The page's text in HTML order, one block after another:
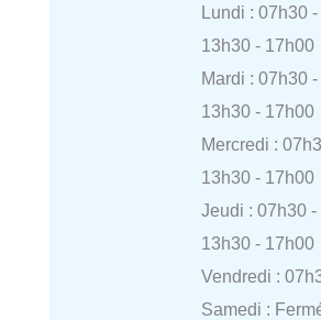
Lundi : 07h30
13h30 - 17h00
Mardi : 07h30
13h30 - 17h00
Mercredi :
13h30 - 17h00
Jeudi : 07h30 -
13h30 - 17h00
Vendredi :
Samedi :